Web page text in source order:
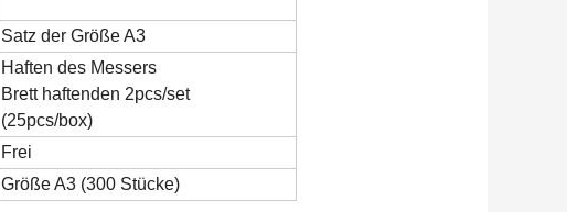
Satz der Größe A3
Haften des Messers
Brett haftenden 2pcs/set
(25pcs/box)
Frei
Größe A3 (300 Stücke)